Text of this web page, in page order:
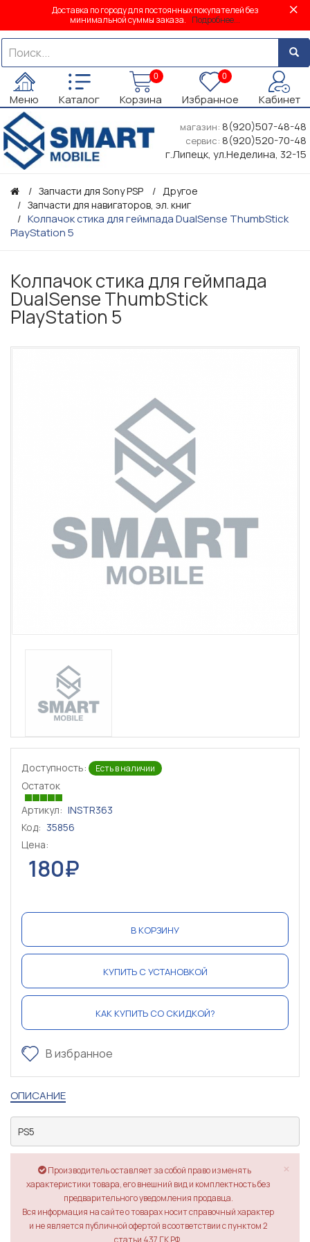
Доставка по городу для постоянных покупателей без
минимальной суммы заказа. Подробнее...
Меню Каталог
0
Корзина
0
Избранное Кабинет
магазин: 8(920)507-48-48
сервис: 8(920)520-70-48
г.Липецк, ул.Неделина, 32-15
Запчасти для Sony PSP
Другое
Запчасти для навигаторов, эл. книг
Колпачок стика для геймпада DualSense ThumbStick
PlayStation 5
Колпачок стика для геймпада
DualSense ThumbStick
PlayStation 5
Доступность: Есть в наличии
Остаток
Артикул: INSTR363
Код: 35856
Цена:
180₽
В КОРЗИНУ
КУПИТЬ С УСТАНОВКОЙ
КАК КУПИТЬ СО СКИДКОЙ?
В избранное
ОПИСАНИЕ
PS5
×
Производитель оставляет за собой право изменять
характеристики товара, его внешний вид и комплектность без
предварительного уведомления продавца.
Вся информация на сайте о товарах носит справочный характер
и не является публичной офертой в соответствии с пунктом 2